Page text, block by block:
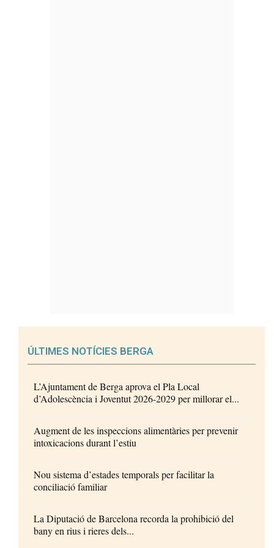
ÚLTIMES NOTÍCIES BERGA
L’Ajuntament de Berga aprova el Pla Local
d’Adolescència i Joventut 2026-2029 per millorar el...
Augment de les inspeccions alimentàries per prevenir
intoxicacions durant l’estiu
Nou sistema d’estades temporals per facilitar la
conciliació familiar
La Diputació de Barcelona recorda la prohibició del
bany en rius i rieres dels...